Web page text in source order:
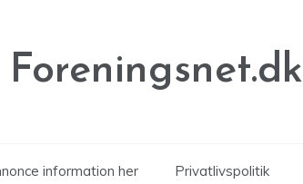
Foreningsnet.dk
information her Privatlivspolitik